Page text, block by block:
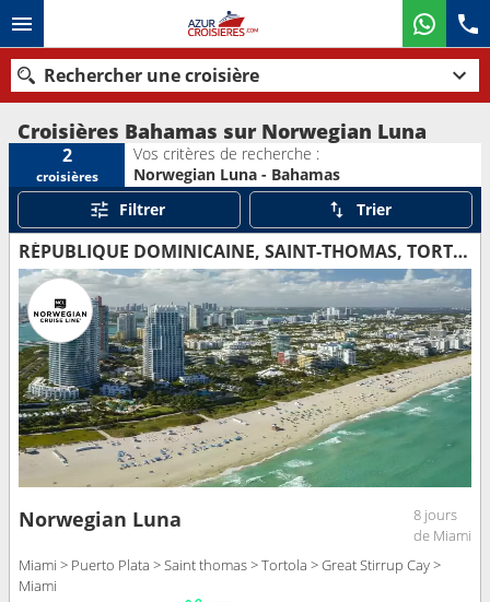
Rechercher une croisière
Nos destinations
Mois de départ
Ports Compagnies
Rechercher
Croisières Bahamas sur Norwegian Luna
2
croisières
Vos critères de recherche :
Norwegian Luna - Bahamas
Filtrer Trier
RÉPUBLIQUE DOMINICAINE, SAINT-THOMAS, TORTOLA, BAHAMAS, ÉTATS-UNIS
Norwegian Luna
8 jours
de Miami
Miami > Puerto Plata > Saint thomas > Tortola > Great Stirrup Cay >
Miami